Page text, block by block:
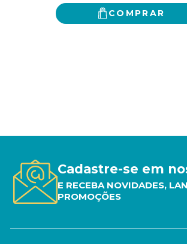
COMPRAR
Cadastre-se em
E RECEBA NOVIDADES,
PROMOÇÕES